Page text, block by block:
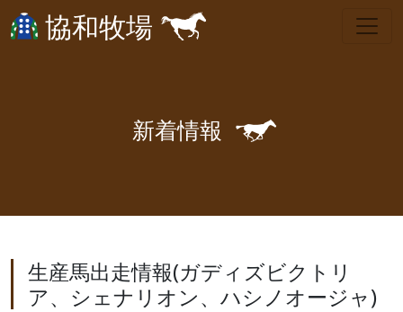
協和牧場
新着情報 🐎
生産馬出走情報(ガディズビクトリ
ア、シェナリオン、ハシノオージャ)